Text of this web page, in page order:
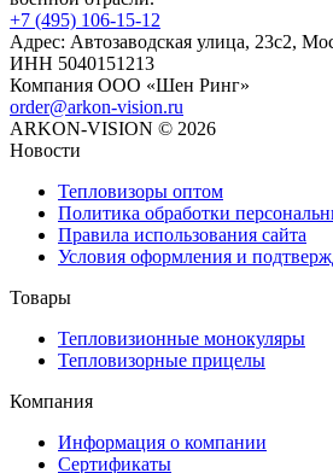
+7 (495) 106-15-12
Адрес: Автозаводская улица, 23с2,
ИНН 5040151213
Компания ООО «Шен Ринг»
order@arkon-vision.ru
ARKON-VISION © 2026
Новости
Тепловизоры оптом
Политика обработки
Правила использования сайта
Условия оформления и
Товары
Тепловизионные монокуляры
Тепловизорные прицелы
Компания
Информация о компании
Сертификаты